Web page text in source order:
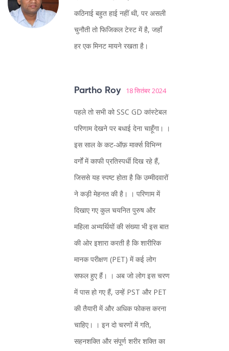
कठिनाई बहुत हाई नहीं थी, पर असली
चुनौती तो फिजिकल टेस्ट में है, जहाँ
हर एक मिनट मायने रखता है।
Partho Roy 18 सितंबर 2024
पहले तो सभी को SSC GD कांस्टेबल
परिणाम देखने पर बधाई देना चाहूँगा। ।
इस साल के कट‑ऑफ़ मार्क्स विभिन्न
वर्गों में काफी प्रतिस्पर्धी दिख रहे हैं,
जिससे यह स्पष्ट होता है कि उम्मीदवारों
ने कड़ी मेहनत की है। । परिणाम में
दिखाए गए कुल चयनित पुरुष और
महिला अभ्यर्थियों की संख्या भी इस बात
की ओर इशारा करती है कि शारीरिक
मानक परीक्षण (PET) में कई लोग
सफल हुए हैं। । अब जो लोग इस चरण
में पास हो गए हैं, उन्हें PST और PET
की तैयारी में और अधिक फोकस करना
चाहिए। । इन दो चरणों में गति,
सहनशक्ति और संपूर्ण शरीर शक्ति का